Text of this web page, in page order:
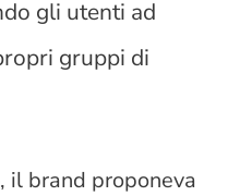
gli utenti ad
gruppi di
il brand proponeva